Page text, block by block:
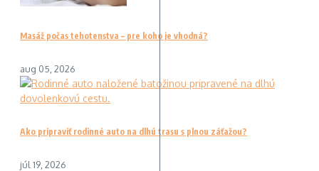
Masáž počas tehotenstva – pre koho je vhodná?
aug 05, 2026
Ako pripraviť rodinné auto na dlhú trasu s plnou záťažou?
júl 19, 2026